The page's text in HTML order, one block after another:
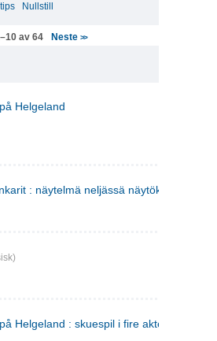
Nullstill
av 64 Neste>>
Helgeland
: näytelmä neljässä näytöksessä
Helgeland : skuespil i fire akter